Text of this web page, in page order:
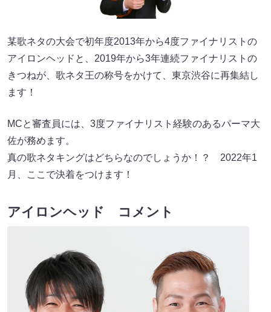
某歌ネタの大会で初年度2013年から4度ファイナリストの
アイロンヘッドと、2019年から3年連続ファイナリストの
きつねが、歌ネタ王の称号をかけて、東京渋谷に再集結し
ます！
MCと審査員には、3度ファイナリスト経験のあるパーマ大
佐が務めます。
真の歌ネタキングはどちらなのでしょうか！？ 2022年1
月、ここで決着をつけます！
アイロンヘッド コメント